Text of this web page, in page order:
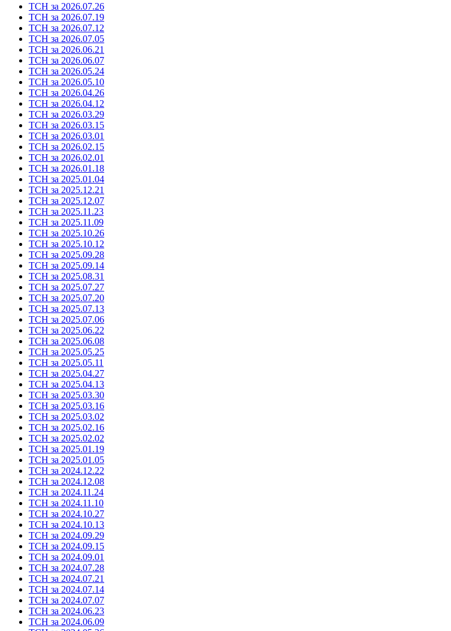
ТСН за 2026.07.26
ТСН за 2026.07.19
ТСН за 2026.07.12
ТСН за 2026.07.05
ТСН за 2026.06.21
ТСН за 2026.06.07
ТСН за 2026.05.24
ТСН за 2026.05.10
ТСН за 2026.04.26
ТСН за 2026.04.12
ТСН за 2026.03.29
ТСН за 2026.03.15
ТСН за 2026.03.01
ТСН за 2026.02.15
ТСН за 2026.02.01
ТСН за 2026.01.18
ТСН за 2025.01.04
ТСН за 2025.12.21
ТСН за 2025.12.07
ТСН за 2025.11.23
ТСН за 2025.11.09
ТСН за 2025.10.26
ТСН за 2025.10.12
ТСН за 2025.09.28
ТСН за 2025.09.14
ТСН за 2025.08.31
ТСН за 2025.07.27
ТСН за 2025.07.20
ТСН за 2025.07.13
ТСН за 2025.07.06
ТСН за 2025.06.22
ТСН за 2025.06.08
ТСН за 2025.05.25
ТСН за 2025.05.11
ТСН за 2025.04.27
ТСН за 2025.04.13
ТСН за 2025.03.30
ТСН за 2025.03.16
ТСН за 2025.03.02
ТСН за 2025.02.16
ТСН за 2025.02.02
ТСН за 2025.01.19
ТСН за 2025.01.05
ТСН за 2024.12.22
ТСН за 2024.12.08
ТСН за 2024.11.24
ТСН за 2024.11.10
ТСН за 2024.10.27
ТСН за 2024.10.13
ТСН за 2024.09.29
ТСН за 2024.09.15
ТСН за 2024.09.01
ТСН за 2024.07.28
ТСН за 2024.07.21
ТСН за 2024.07.14
ТСН за 2024.07.07
ТСН за 2024.06.23
ТСН за 2024.06.09